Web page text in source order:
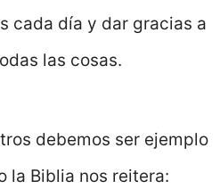
cada día y dar gracias a
las cosas.
debemos ser ejemplo
la Biblia nos reitera: